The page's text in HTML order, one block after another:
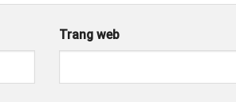
Trang web